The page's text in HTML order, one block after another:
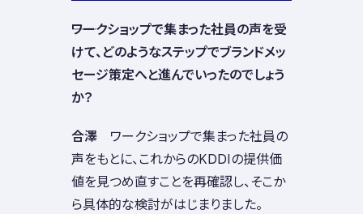
――ワークショップで集まった社員の声を受
けて、どのようなステップでブランドメッ
セージ策定へと進んでいったのでしょう
か？
合澤 ワークショップで集まった社員の
声をもとに、これからのKDDIの提供価
値を見つめ直すことを再確認し、そこか
ら具体的な検討がはじまりました。